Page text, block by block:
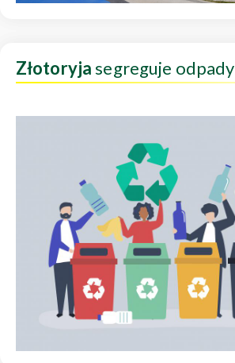
Złotoryjasegreguje odpady